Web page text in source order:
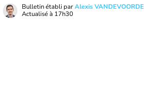
Bulletin établi parAlexis VANDEVOORDE
Actualisé à 17h30